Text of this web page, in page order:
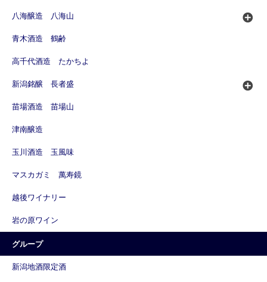
八海醸造 八海山
青木酒造 鶴齢
高千代酒造 たかちよ
新潟銘醸 長者盛
苗場酒造 苗場山
津南醸造
玉川酒造 玉風味
マスカガミ 萬寿鏡
越後ワイナリー
岩の原ワイン
グループ
新潟地酒限定酒